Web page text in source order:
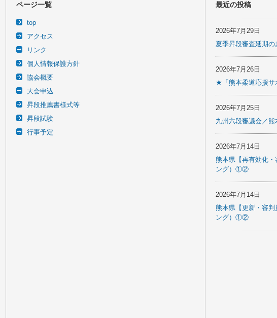
ページ一覧
top
アクセス
リンク
個人情報保護方針
協会概要
大会申込
昇段推薦書様式等
昇段試験
行事予定
最近の投稿
2026年7月29日
夏季昇段審査延期の
2026年7月26日
★「熊本柔道応援
2026年7月25日
九州六段審議会／
2026年7月14日
熊本県【再有効化
ング）①②
2026年7月14日
熊本県【更新・審
ング）①②